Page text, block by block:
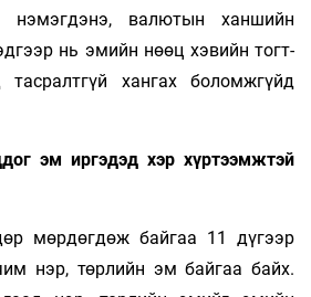
нэмэгдэнэ, валютын ханшийн
нь эмийн нөөц хэвийн тогт­
хангах боломжгүйд
эм иргэдэд хэр хүртээмжтэй
мөрдөгдөж байгаа 11 дүгээр
нэр, төрлийн эм байгаа байх.